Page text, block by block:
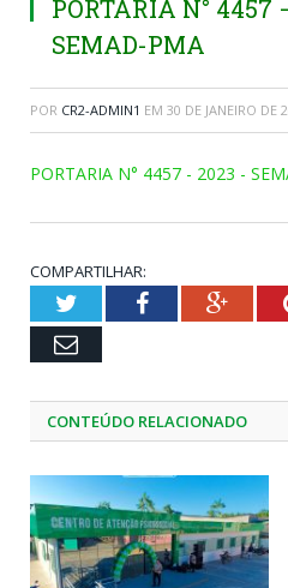
PORTARIA N° 4457
SEMAD-PMA
POR CR2-ADMIN1 EM 30 DE JANEIRO DE
PORTARIA N° 4457 - 2023 -
COMPARTILHAR:
TwitterFacebook
Email
CONTEÚDO RELACIONADO